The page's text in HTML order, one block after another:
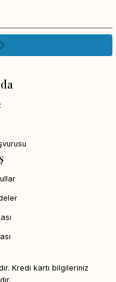
Kredi kartı bilgileriniz